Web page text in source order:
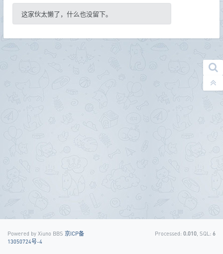
这家伙太懒了，什么也没留下。
Powered by Xiuno BBS 京ICP备
13050724号-4
Processed: 0.010 , SQL: 6